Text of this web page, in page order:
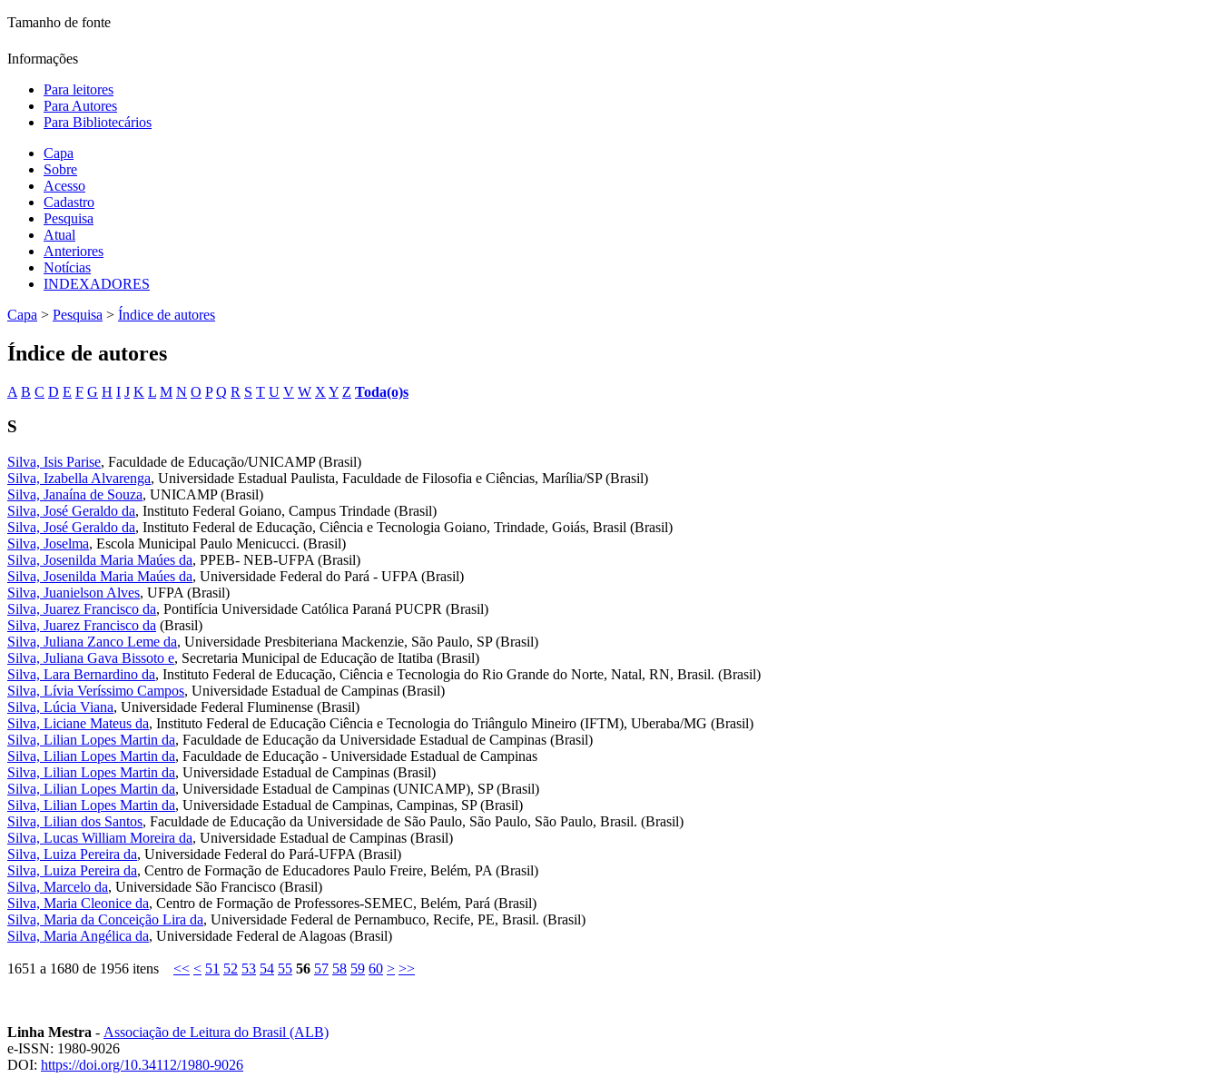
Tamanho de fonte
Informações
Para leitores
Para Autores
Para Bibliotecários
Capa
Sobre
Acesso
Cadastro
Pesquisa
Atual
Anteriores
Notícias
INDEXADORES
Capa > Pesquisa > Índice de autores
Índice de autores
A B C D E F G H I J K L M N O P Q R S T U V W X Y Z Toda(o)s
S
Silva, Isis Parise, Faculdade de Educação/UNICAMP (Brasil)
Silva, Izabella Alvarenga, Universidade Estadual Paulista, Faculdade de Filosofia e Ciências, Marília/SP (Brasil)
Silva, Janaína de Souza, UNICAMP (Brasil)
Silva, José Geraldo da, Instituto Federal Goiano, Campus Trindade (Brasil)
Silva, José Geraldo da, Instituto Federal de Educação, Ciência e Tecnologia Goiano, Trindade, Goiás, Brasil (Brasil)
Silva, Joselma, Escola Municipal Paulo Menicucci. (Brasil)
Silva, Josenilda Maria Maúes da, PPEB- NEB-UFPA (Brasil)
Silva, Josenilda Maria Maúes da, Universidade Federal do Pará - UFPA (Brasil)
Silva, Juanielson Alves, UFPA (Brasil)
Silva, Juarez Francisco da, Pontifícia Universidade Católica Paraná PUCPR (Brasil)
Silva, Juarez Francisco da (Brasil)
Silva, Juliana Zanco Leme da, Universidade Presbiteriana Mackenzie, São Paulo, SP (Brasil)
Silva, Juliana Gava Bissoto e, Secretaria Municipal de Educação de Itatiba (Brasil)
Silva, Lara Bernardino da, Instituto Federal de Educação, Ciência e Tecnologia do Rio Grande do Norte, Natal, RN, Brasil. (Brasil)
Silva, Lívia Veríssimo Campos, Universidade Estadual de Campinas (Brasil)
Silva, Lúcia Viana, Universidade Federal Fluminense (Brasil)
Silva, Liciane Mateus da, Instituto Federal de Educação Ciência e Tecnologia do Triângulo Mineiro (IFTM), Uberaba/MG (Brasil)
Silva, Lilian Lopes Martin da, Faculdade de Educação da Universidade Estadual de Campinas (Brasil)
Silva, Lilian Lopes Martin da, Faculdade de Educação - Universidade Estadual de Campinas
Silva, Lilian Lopes Martin da, Universidade Estadual de Campinas (Brasil)
Silva, Lilian Lopes Martin da, Universidade Estadual de Campinas (UNICAMP), SP (Brasil)
Silva, Lilian Lopes Martin da, Universidade Estadual de Campinas, Campinas, SP (Brasil)
Silva, Lilian dos Santos, Faculdade de Educação da Universidade de São Paulo, São Paulo, São Paulo, Brasil. (Brasil)
Silva, Lucas William Moreira da, Universidade Estadual de Campinas (Brasil)
Silva, Luiza Pereira da, Universidade Federal do Pará-UFPA (Brasil)
Silva, Luiza Pereira da, Centro de Formação de Educadores Paulo Freire, Belém, PA (Brasil)
Silva, Marcelo da, Universidade São Francisco (Brasil)
Silva, Maria Cleonice da, Centro de Formação de Professores-SEMEC, Belém, Pará (Brasil)
Silva, Maria da Conceição Lira da, Universidade Federal de Pernambuco, Recife, PE, Brasil. (Brasil)
Silva, Maria Angélica da, Universidade Federal de Alagoas (Brasil)
1651 a 1680 de 1956 itens << < 51 52 53 54 55 56 57 58 59 60 > >>
Linha Mestra - Associação de Leitura do Brasil (ALB)
e-ISSN: 1980-9026
DOI: https://doi.org/10.34112/1980-9026